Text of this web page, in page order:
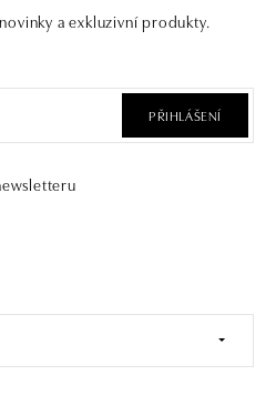
a exkluzivní produkty.
PŘIHLÁŠENÍ